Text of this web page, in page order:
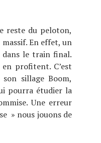
reste du peloton,
En effet, un
dans le train final.
profitent. C’est
sillage Boom,
pourra étudier la
Une erreur
» nous jouons de